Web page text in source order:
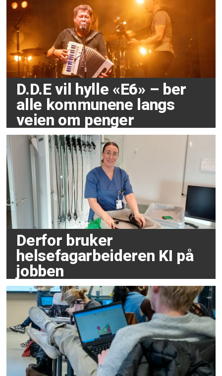
D.D.E vil hylle «E6» – ber
alle kommunene langs
veien om penger
Derfor bruker
helsefagarbeideren KI på
jobben